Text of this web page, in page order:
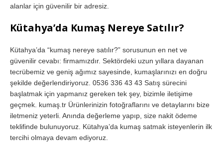
alanlar için güvenilir bir adresiz.
Kütahya’da Kumaş Nereye Satılır?
Kütahya’da “kumaş nereye satılır?” sorusunun en net ve
güvenilir cevabı: firmamızdır. Sektördeki uzun yıllara dayanan
tecrübemiz ve geniş ağımız sayesinde, kumaşlarınızı en doğru
şekilde değerlendiriyoruz. 0536 336 43 43 Satış sürecini
başlatmak için yapmanız gereken tek şey, bizimle iletişime
geçmek. kumaş.tr Ürünlerinizin fotoğraflarını ve detaylarını bize
iletmeniz yeterli. Anında değerleme yapıp, size nakit ödeme
teklifinde bulunuyoruz. Kütahya’da kumaş satmak isteyenlerin ilk
tercihi olmaya devam ediyoruz.